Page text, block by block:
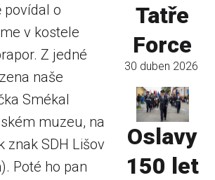
povídal o
v kostele
Z jedné
naše
Smékal
muzeu, na
znak SDH Lišov
Poté ho pan
Tatře
Force
30 duben 2026
Oslavy
150 let